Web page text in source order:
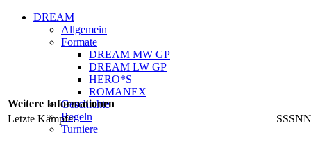
DREAM
Allgemein
Formate
DREAM MW GP
DREAM LW GP
HERO*S
ROMANEX
Geschichte
Regeln
Turniere
Weitere Informationen
Letzte Kämpfe:
SSSNN